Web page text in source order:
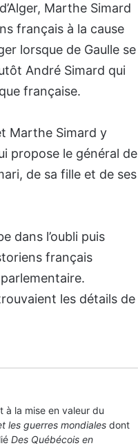
Marthe Simard
français à la cause
lorsque de Gaulle se
André Simard qui
française.
Marthe Simard y
propose le général de
de sa fille et de ses
dans l’oubli puis
français
les détails de
à la mise en valeur du
les guerres mondiales dont
Des Québécois en
canadienne d’hommage au
ignorée?